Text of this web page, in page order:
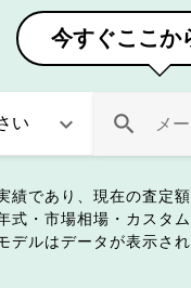
今すぐここか
績であり、現在の査定
式・市場相場・カスタ
デルはデータが表示さ